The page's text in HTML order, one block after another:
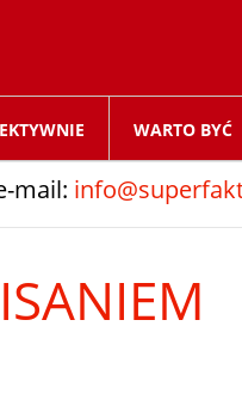
WARTO BYĆ
mail: